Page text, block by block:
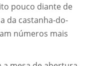
pouco diante de
da castanha-do-
números mais